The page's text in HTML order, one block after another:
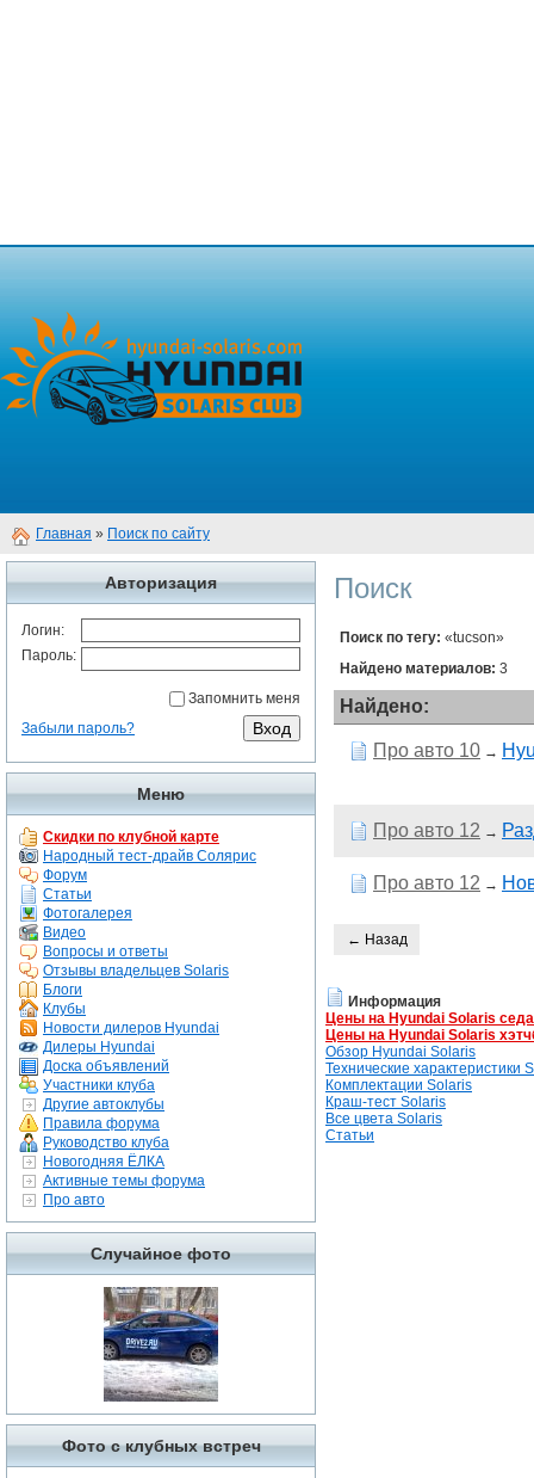
Главная » Поиск по сайту
Авторизация
Логин:
Пароль:
Запомнить меня
Забыли пароль?
Меню
Скидки по клубной карте
Народный тест-драйв Солярис
Форум
Статьи
Фотогалерея
Видео
Вопросы и ответы
Отзывы владельцев Solaris
Блоги
Клубы
Новости дилеров Hyundai
Дилеры Hyundai
Доска объявлений
Участники клуба
Другие автоклубы
Правила форума
Руководство клуба
Новогодняя ЁЛКА
Активные темы форума
Про авто
Случайное фото
Фото с клубных встреч
Поиск
Поиск по тегу: «tucson»
Найдено материалов: 3
Найдено:
Про авто 10 →
Про авто 12 →
Про авто 12 →
← Назад
Информация
Цены на Hyundai Solaris
Цены на Hyundai Solaris
Обзор Hyundai Solaris
Технические характеристики
Комплектации Solaris
Краш-тест Solaris
Все цвета Solaris
Статьи